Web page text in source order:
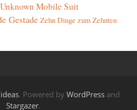
Unknown Mobile Suit
GestadeZehn Dinge zum Zehnten
. Powered by WordPress and
Stargazer.